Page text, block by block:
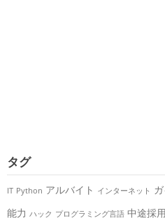
タグ
IT Python アルバイト インターネット
能力 ハック プログラミング言語 中途採用